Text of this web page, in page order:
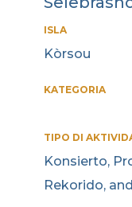
ISLA
Kòrsou
KATEGORIA
TIPO DI
Konsierto,
Rekorido,